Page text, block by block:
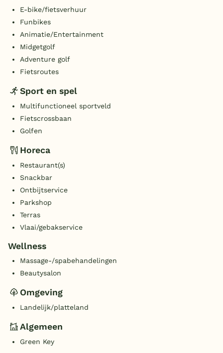
E-bike/fietsverhuur
Funbikes
Animatie/Entertainment
Midgetgolf
Adventure golf
Fietsroutes
Sport en spel
Multifunctioneel sportveld
Fietscrossbaan
Golfen
Horeca
Restaurant(s)
Snackbar
Ontbijtservice
Parkshop
Terras
Vlaai/gebakservice
Wellness
Massage-/spabehandelingen
Beautysalon
Omgeving
Landelijk/platteland
Algemeen
Green Key